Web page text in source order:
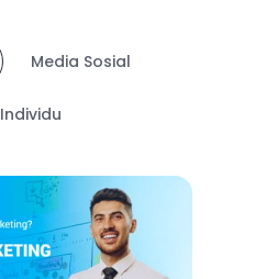
Media Sosial
Individu